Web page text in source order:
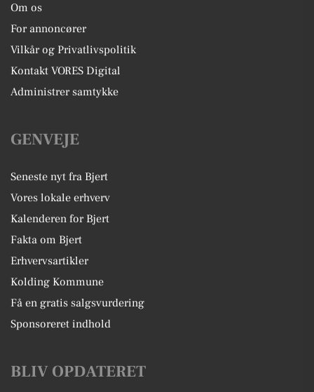
Om os
For annoncører
Vilkår og Privatlivspolitik
Kontakt VORES Digital
Administrer samtykke
GENVEJE
Seneste nyt fra Bjert
Vores lokale erhverv
Kalenderen for Bjert
Fakta om Bjert
Erhvervsartikler
Kolding Kommune
Få en gratis salgsvurdering
Sponsoreret indhold
BLIV OPDATERET